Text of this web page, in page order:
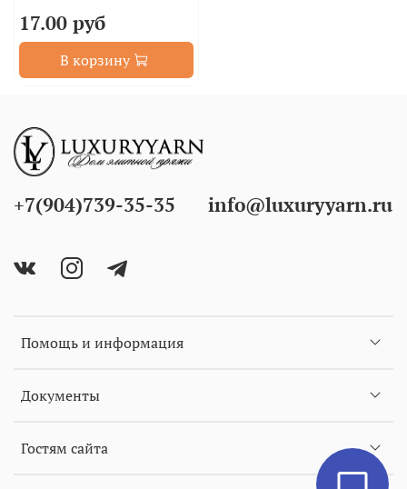
17.00 руб
В корзину
Помощь и информация
Документы
Гостям сайта
+7(904)739-35-35 info@luxuryyarn.ru